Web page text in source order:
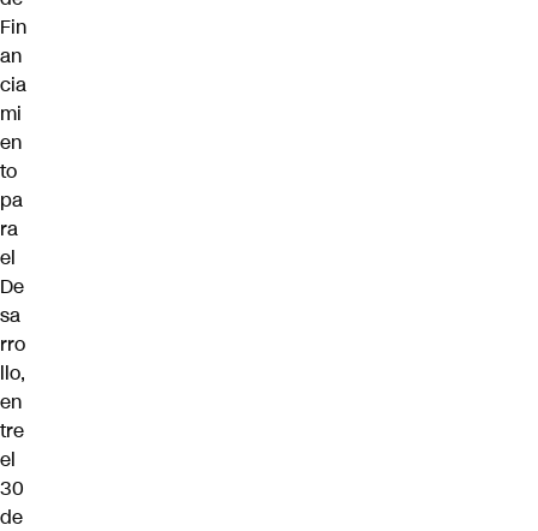
Fin
an
cia
mi
en
to
pa
ra
el
De
sa
rro
llo,
en
tre
el
30
de